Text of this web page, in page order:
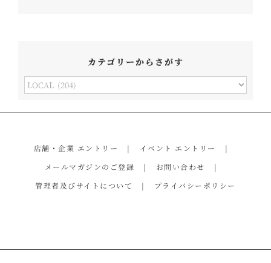
カテゴリーからさがす
カ
す
店舗・企業 エントリー
イベント エントリー
メールマガジンのご登録
お問い合わせ
管理者及びサイトについて
プライバシーポリシー